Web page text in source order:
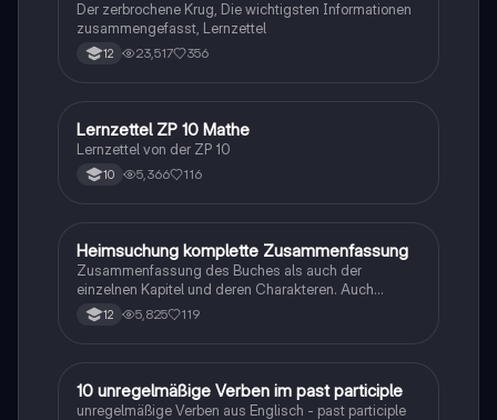
Der zerbrochene Krug, Die wichtigsten Informationen
zusammengefasst, Lernzettel
12 23,517 356
Mathe
Lernzettel ZP 10 Mathe
Lernzettel von der ZP 10
10 5,366 116
Deutsch
Heimsuchung komplette Zusammenfassung
Zusammenfassung des Buches als auch der
einzelnen Kapitel und deren Charakteren. Auch
tabellarisch. Im Unterricht ohne KI erstellt
12 5,825 119
1 Englisch
10 unregelmäßige Verben im past participle
unregelmäßige Verben aus Englisch - past participle